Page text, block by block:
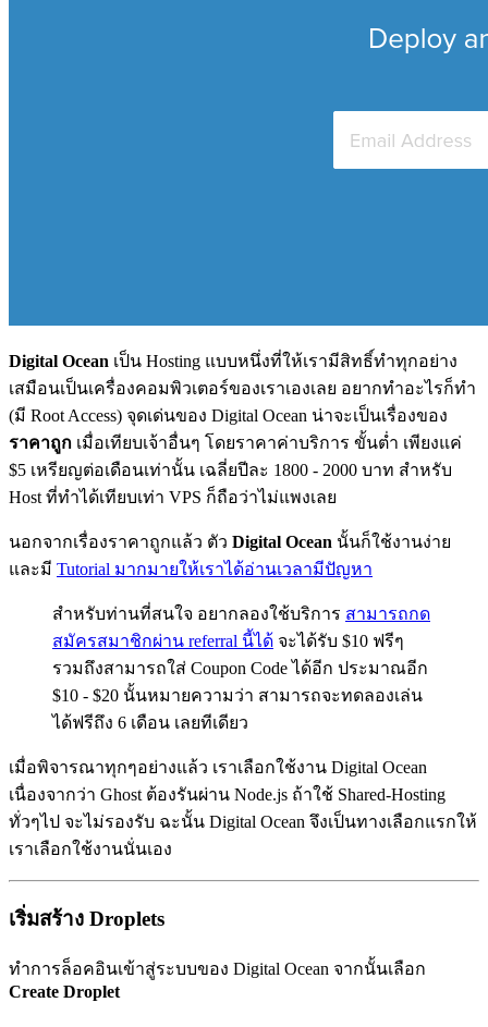
Digital Ocean เป็น Hosting แบบหนึ่งที่ให้เรามีสิทธิ์ทำทุกอย่าง
เสมือนเป็นเครื่องคอมพิวเตอร์ของเราเองเลย อยากทำอะไรก็ทำ
(มี Root Access) จุดเด่นของ Digital Ocean น่าจะเป็นเรื่องของ
ราคาถูก เมื่อเทียบเจ้าอื่นๆ โดยราคาค่าบริการ ขั้นต่ำ เพียงแค่
$5 เหรียญต่อเดือนเท่านั้น เฉลี่ยปีละ 1800 - 2000 บาท สำหรับ
Host ที่ทำได้เทียบเท่า VPS ก็ถือว่าไม่แพงเลย
นอกจากเรื่องราคาถูกแล้ว ตัว Digital Ocean นั้นก็ใช้งานง่าย
และมี Tutorial มากมายให้เราได้อ่านเวลามีปัญหา
สำหรับท่านที่สนใจ อยากลองใช้บริการ สามารถกด
สมัครสมาชิกผ่าน referral นี้ได้ จะได้รับ $10 ฟรีๆ
รวมถึงสามารถใส่ Coupon Code ได้อีก ประมาณอีก
$10 - $20 นั้นหมายความว่า สามารถจะทดลองเล่น
ได้ฟรีถึง 6 เดือน เลยทีเดียว
เมื่อพิจารณาทุกๆอย่างแล้ว เราเลือกใช้งาน Digital Ocean
เนื่องจากว่า Ghost ต้องรันผ่าน Node.js ถ้าใช้ Shared-Hosting
ทั่วๆไป จะไม่รองรับ ฉะนั้น Digital Ocean จึงเป็นทางเลือกแรกให้
เราเลือกใช้งานนั่นเอง
เริ่มสร้าง Droplets
ทำการล็อคอินเข้าสู่ระบบของ Digital Ocean จากนั้นเลือก
Create Droplet